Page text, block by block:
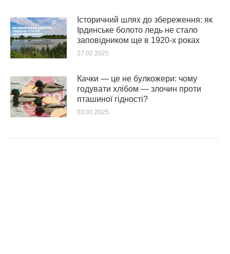
Історичний шлях до збереження: як
Ірдинське болото ледь не стало
заповідником ще в 1920-х роках
27.02.2025
Качки — це не булкожери: чому
годувати хлібом — злочин проти
пташиної гідності?
03.01.2025